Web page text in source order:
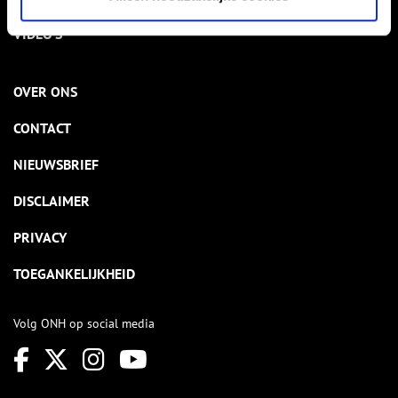
VIDEO’S
OVER ONS
CONTACT
NIEUWSBRIEF
DISCLAIMER
PRIVACY
TOEGANKELIJKHEID
Volg ONH op social media